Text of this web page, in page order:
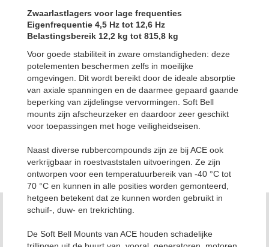
Zwaarlastlagers voor lage frequenties
Eigenfrequentie 4,5 Hz tot 12,6 Hz
Belastingsbereik 12,2 kg tot 815,8 kg
Voor goede stabiliteit in zware omstandigheden: deze
potelementen beschermen zelfs in moeilijke
omgevingen. Dit wordt bereikt door de ideale absorptie
van axiale spanningen en de daarmee gepaard gaande
beperking van zijdelingse vervormingen. Soft Bell
mounts zijn afscheurzeker en daardoor zeer geschikt
voor toepassingen met hoge veiligheidseisen.
Naast diverse rubbercompounds zijn ze bij ACE ook
verkrijgbaar in roestvaststalen uitvoeringen. Ze zijn
ontworpen voor een temperatuurbereik van -40 °C tot
70 °C en kunnen in alle posities worden gemonteerd,
hetgeen betekent dat ze kunnen worden gebruikt in
schuif-, duw- en trekrichting.
De Soft Bell Mounts van ACE houden schadelijke